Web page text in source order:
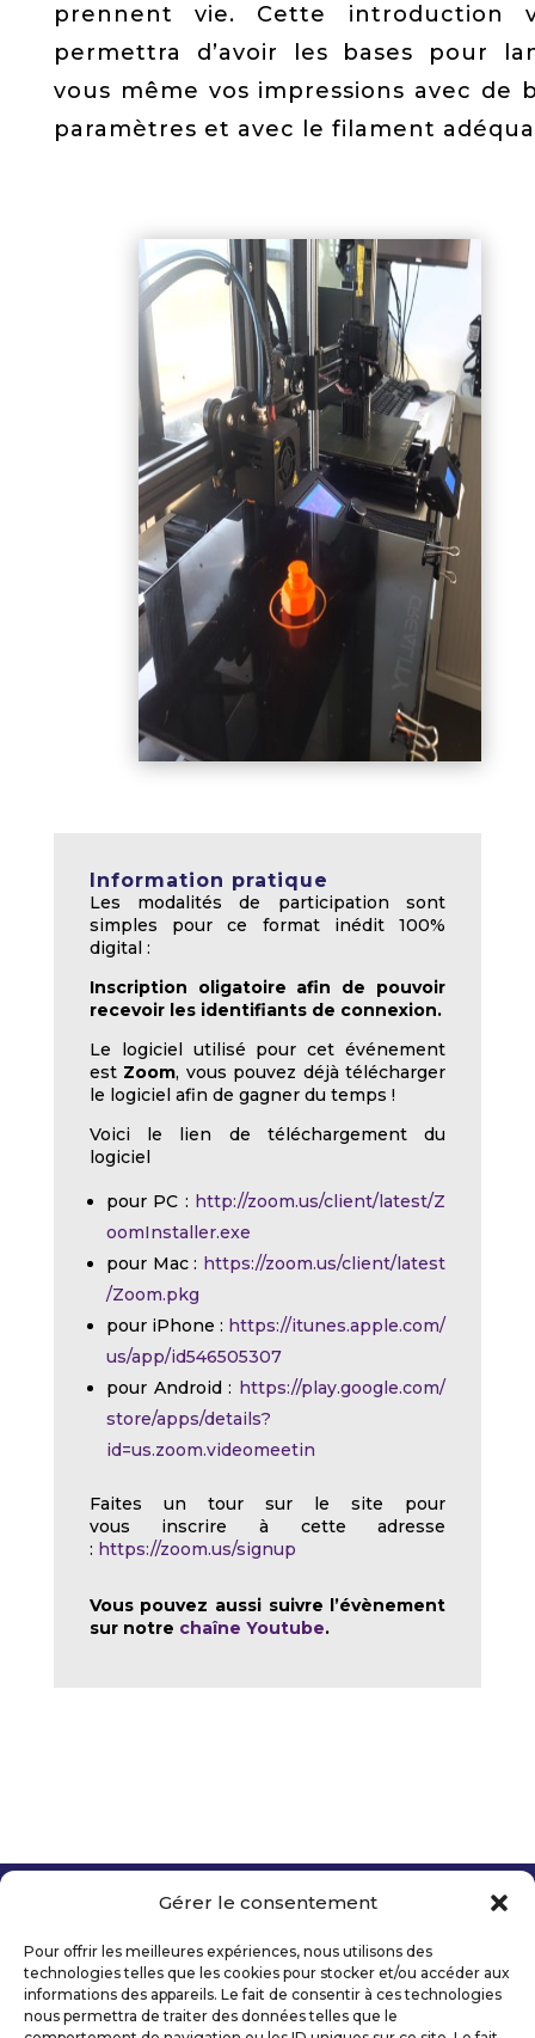
Gérer le consentement
Pour offrir les meilleures expériences, nous utilisons des
technologies telles que les cookies pour stocker et/ou accéder aux
informations des appareils. Le fait de consentir à ces technologies
nous permettra de traiter des données telles que le
prennent vie. Cette introduction
permettra d’avoir les bases pour
vous même vos impressions avec de
paramètres et avec le filament
Information pratique
Les modalités de participation sont
simples pour ce format inédit 100%
digital :
Inscription oligatoire afin de pouvoir
recevoir les identifiants de connexion.
Le logiciel utilisé pour cet événement
est Zoom, vous pouvez déjà télécharger
le logiciel afin de gagner du temps !
Voici le lien de téléchargement du
logiciel
pour PC : http://zoom.us/client/latest/Z
oomInstaller.exe
pour Mac : https://zoom.us/client/latest
/Zoom.pkg
pour iPhone : https://itunes.apple.com/
us/app/id546505307
pour Android : https://play.google.com/
store/apps/details?
id=us.zoom.videomeetin
Faites un tour sur le site pour
vous inscrire à cette adresse
: https://zoom.us/signup
Vous pouvez aussi suivre l’évènement
sur notre chaîne Youtube.
Mentions légales
Politique de confidentialité
Déclaration d’accessibilité numérique